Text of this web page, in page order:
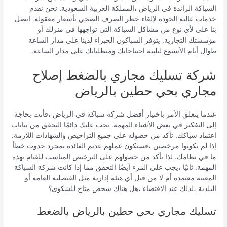
السباكة الرائدة في الرياض ،المملكة العربية السعودية. نحن نقدم
خدمات عالية الجودة لإلغاء حظر الصرف الصحي بأسعار معقولة. اتصل
بنا على لأي نوع من مشاكل السباكة التي تواجهها في منزلك أو
مؤسستك التجارية. يتوفر السباكون الخبراء لدينا على مدار الساعة
طوال أيام الأسبوع لتلبية احتياجاتك ومتطلباتك على مدار الساعة.
شركة تسليك مجاري بالضغط إصلاح
مجاري بحي حطين بالرياض
عندما يتعلق الأمر باختيار أفضل شركة سباكة في الرياض ،فأنت بحاجة
إلى التفكير في بعض الأشياء المهمة. يجب عليك دائمًا التحقق من بيانات
اعتماد سباكك. تأكد من حصوله على جميع التراخيص والشهادات اللازمة.
إذا لم يكونوا مرخصين ،فسيكون عملهم عديم الفائدة بمجرد حدوث خطأ
ما في نظامك. لذا تأكد من حصولهم على الترخيص المناسب للقيام بهذه
المهمة. ثانيًا ،يجب على المرء أيضًا التحقق مما إذا كانت شركة السباكة
المعينة معتمدة أم لا من قبل أي هيئة إدارية مثل القنصلية العامة أو
البلدية ،لذلك عند الاقتضاء ،هل هناك شخص متاح للشكوى؟
تسليك مجاري بحي حطين بالرياض بالضغط